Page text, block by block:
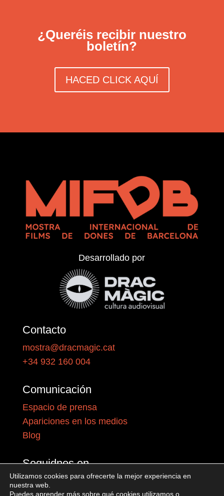
¿Queréis recibir nuestro
boletín?
HACED CLICK AQUÍ
Desarrollado por
Contacto
mostra@dracmagic.cat
+34 932 160 004
Comunicación
Espacio de prensa
Apariciones en los medios
Blog
Seguidnos en
Utilizamos cookies para ofrecerte la mejor experiencia en
nuestra web.
Puedes aprender más sobre qué cookies utilizamos o